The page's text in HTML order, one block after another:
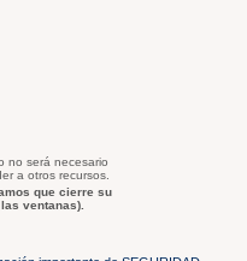
no será necesario
a otros recursos.
que cierre su
ventanas).